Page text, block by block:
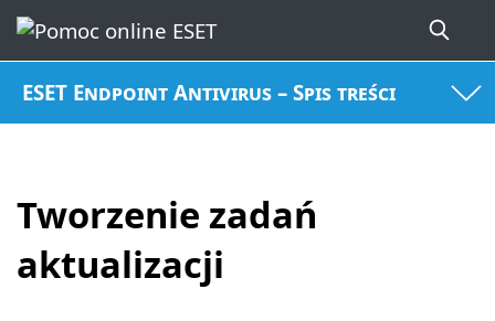
ESET Endpoint Antivirus – Spis treści
Tworzenie zadań
aktualizacji